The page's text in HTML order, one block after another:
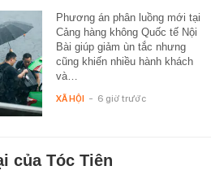
Phương án phân luồng mới tại
Cảng hàng không Quốc tế Nội
Bài giúp giảm ùn tắc nhưng
cũng khiến nhiều hành khách
và…
XÃ HỘI - 6 giờ trước
của Tóc Tiên